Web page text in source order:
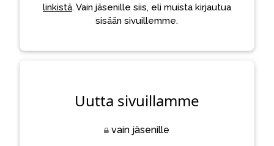
linkistä. Vain jäsenille siis, eli muista kirjautua
sisään sivuillemme.
Uutta sivuillamme
vain jäsenille